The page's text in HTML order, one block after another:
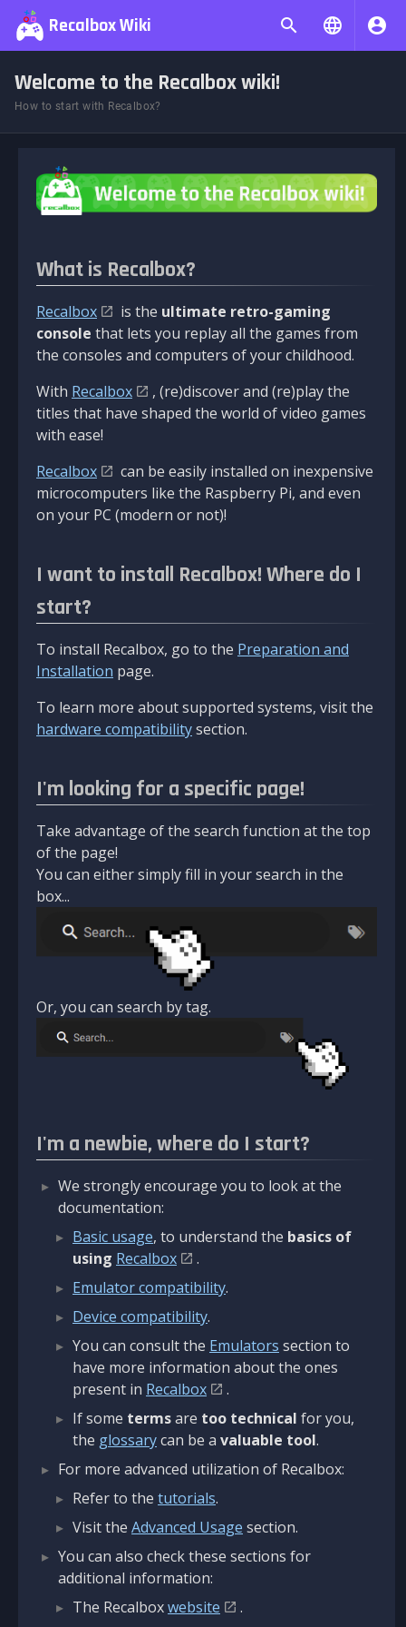
Recalbox Wiki
Welcome to the Recalbox wiki!
How to start with Recalbox?
What is Recalbox?
Recalbox is the ultimate retro-gaming
console that lets you replay all the games from
the consoles and computers of your childhood.
With Recalbox
, (re)discover and (re)play the
titles that have shaped the world of video games
with ease!
Recalbox
can be easily installed on inexpensive
microcomputers like the Raspberry Pi, and even
on your PC (modern or not)!
I want to install Recalbox! Where do I
start?
To install Recalbox, go to the Preparation and
Installation page.
To learn more about supported systems, visit the
hardware compatibilitysection.
I'm looking for a specific page!
Take advantage of the search function at the top
of the page!
You can either simply fill in your search in the
box...
Or, you can search by tag.
I'm a newbie, where do I start?
We strongly encourage you to look at the
documentation:
Basic usage, to understand the basics of
using Recalbox
.
Emulator compatibility.
Device compatibility.
You can consult the Emulators section to
have more information about the ones
present in Recalbox
.
If some termsare too technical for you,
the glossarycan be a valuable tool.
For more advanced utilization of Recalbox:
Refer to the tutorials.
Visit the Advanced Usage section.
You can also check these sections for
additional information:
The Recalboxwebsite
.